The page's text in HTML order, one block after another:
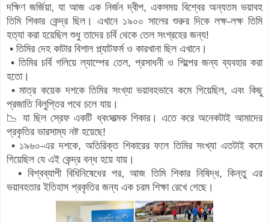
দক্ষিণ জর্জিয়া, যা আজ এক নির্জন দ্বীপ, একসময় বিশ্বের অন্যতম ভয়াবহ
তিমি শিকার কেন্দ্র ছিল। এখানে ১৯০০ সালের শুরুর দিকে লক্ষ-লক্ষ তিমি
হত্যা করা হয়েছিল শুধু তাদের চর্বি থেকে তেল সংগ্রহের জন্য!
• তিমির দেহ কাটার বিশাল প্ল্যাটফর্ম ও কারখানা ছিল এখানে।
• তিমির চর্বি গলিয়ে ল্যাম্পের তেল, প্রসাধনী ও শিল্পের জন্য ব্যবহার করা
হতো।
• মাত্র কয়েক দশকে তিমির সংখ্যা ভয়াবহভাবে কমে গিয়েছিল, এবং কিছু
প্রজাতি বিলুপ্তির পথে চলে যায়।
📉 যা ছিল স্রেফ একটি ধ্বংসাত্মক শিকার। এতে করে অনেকটাই আমাদের
প্রকৃতির ভারসাম্য নষ্ট হয়েছে!
• ১৯৬০-এর দশকে, অতিরিক্ত শিকারের ফলে তিমির সংখ্যা এতটাই কমে
গিয়েছিল যে এই কেন্দ্র বন্ধ হয়ে যায়।
• বিশ্বব্যাপী বিধিনিষেধের পর, আজ তিমি শিকার নিষিদ্ধ, কিন্তু এর
ভয়াবহতার ইতিহাস প্রকৃতির জন্য এক চরম শিক্ষা রেখে গেছে।